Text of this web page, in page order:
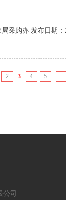
采购办 发布日期：
2 3 4 5 ...
司